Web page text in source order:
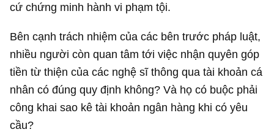
cứ chứng minh hành vi phạm tội.
Bên cạnh trách nhiệm của các bên trước pháp luật,
nhiều người còn quan tâm tới việc nhận quyên góp
tiền từ thiện của các nghệ sĩ thông qua tài khoản cá
nhân có đúng quy định không? Và họ có buộc phải
công khai sao kê tài khoản ngân hàng khi có yêu
cầu?